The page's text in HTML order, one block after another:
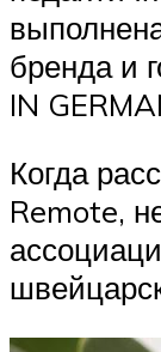
бренда и
IN
Когда
Remote,